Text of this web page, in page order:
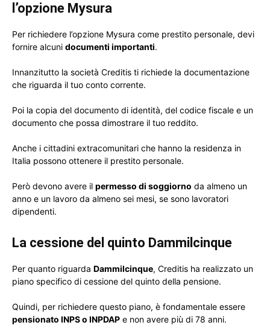
l’opzione Mysura
Per richiedere l’opzione Mysura come prestito personale, devi
fornire alcuni documenti importanti.
Innanzitutto la società Creditis ti richiede la documentazione
che riguarda il tuo conto corrente.
Poi la copia del documento di identità, del codice fiscale e un
documento che possa dimostrare il tuo reddito.
Anche i cittadini extracomunitari che hanno la residenza in
Italia possono ottenere il prestito personale.
Però devono avere il permesso di soggiorno da almeno un
anno e un lavoro da almeno sei mesi, se sono lavoratori
dipendenti.
La cessione del quinto Dammilcinque
Per quanto riguarda Dammilcinque, Creditis ha realizzato un
piano specifico di cessione del quinto della pensione.
Quindi, per richiedere questo piano, è fondamentale essere
pensionato INPS o INPDAP e non avere più di 78 anni.